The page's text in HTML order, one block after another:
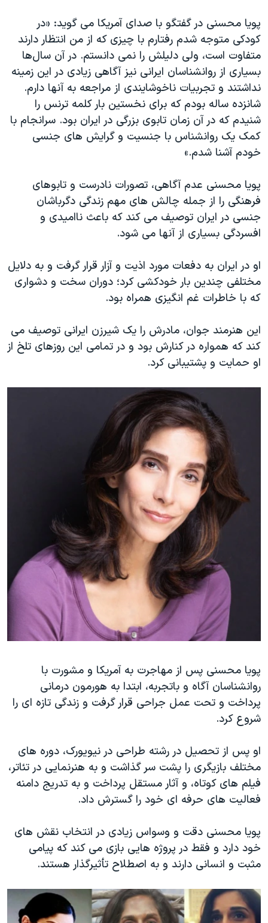
پویا محسنی در گفتگو با صدای آمریکا می گوید: «در
کودکی متوجه شدم رفتارم با چیزی که از من انتظار دارند
متفاوت است، ولی دلیلش را نمی دانستم. در آن سال‌ها
بسیاری از روانشناسان ایرانی نیز آگاهی زیادی در این زمینه
نداشتند و تجربیات ناخوشایندی از مراجعه به آنها دارم.
شانزده ساله بودم که برای نخستین بار کلمه ترنس را
شنیدم که در آن زمان تابوی بزرگی در ایران بود. سرانجام با
کمک یک روانشناس با جنسیت و گرایش های جنسی
خودم آشنا شدم.»
پویا محسنی عدم آگاهی، تصورات نادرست و تابوهای
فرهنگی را از جمله چالش های مهم زندگی دگرباشان
جنسی در ایران توصیف می کند که باعث ناامیدی و
افسردگی بسیاری از آنها می شود.
او در ایران به دفعات مورد اذیت و آزار قرار گرفت و به دلایل
مختلفی چندین بار خودکشی کرد؛ دوران سخت و دشواری
که با خاطرات غم انگیزی همراه بود.
این هنرمند جوان، مادرش را یک شیرزن ایرانی توصیف می
کند که همواره در کنارش بود و در تمامی این روزهای تلخ از
او حمایت و پشتیبانی کرد.
پویا محسنی پس از مهاجرت به آمریکا و مشورت با
روانشناسان آگاه و باتجربه، ابتدا به هورمون درمانی
پرداخت و تحت عمل جراحی قرار گرفت و زندگی تازه ای را
شروع کرد.
او پس از تحصیل در رشته طراحی در نیویورک، دوره های
مختلف بازیگری را پشت سر گذاشت و به هنرنمایی در تئاتر،
فیلم های کوتاه، و آثار مستقل پرداخت و به تدریج دامنه
فعالیت های حرفه ای خود را گسترش داد.
پویا محسنی دقت و وسواس زیادی در انتخاب نقش های
خود دارد و فقط در پروژه هایی بازی می کند که پیامی
مثبت و انسانی دارند و به اصطلاح تأثیرگذار هستند.